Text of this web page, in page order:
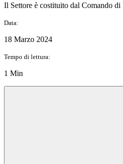
Il Settore è costituito dal Comando
Data:
18 Marzo 2024
Tempo di lettura:
1 Min